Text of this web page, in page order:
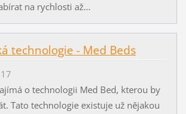
na rychlosti až...
technologie - Med Beds
o technologii Med Bed, kterou by
Tato technologie existuje už nějakou